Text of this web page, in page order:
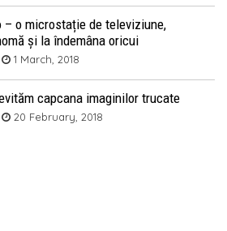
– o microstație de televiziune,
și la îndemâna oricui
1 March, 2018
capcana imaginilor trucate
20 February, 2018